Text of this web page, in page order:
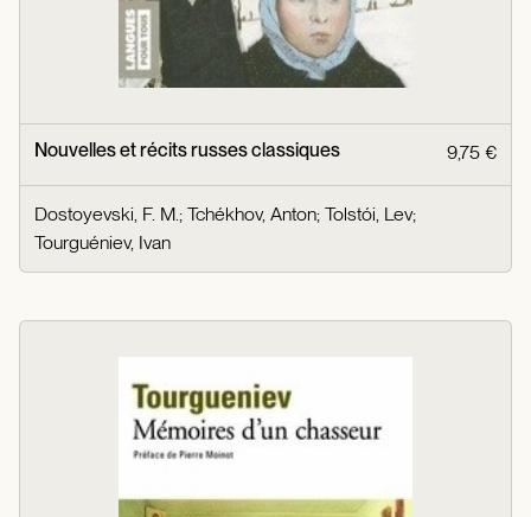
Nouvelles et récits russes classiques 9,75 €
Dostoyevski, F. M.; Tchékhov, Anton; Tolstói, Lev;
Tourguéniev, Ivan